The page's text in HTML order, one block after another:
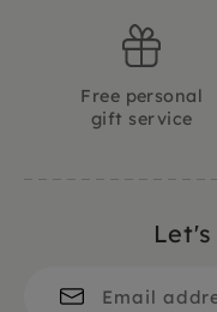
Free personal
gift service